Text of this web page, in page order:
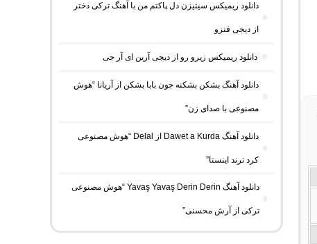
دانلود ریمیکس سیتیزن دل پاکتم من با آهنگ ترکی دختر
از دیجی فنزو
دانلود ریمیکس زیرو رو از دیجی آرین ای آر جی
دانلود آهنگ بشکن بشکنه جون بابا بشکن از آریانا “هوش
مصنوعی با صدای زن”
دانلود آهنگ Dawet a Kurda از Delal “هوش مصنوعی
کرد ترند اینستا”
دانلود آهنگ Yavaş Yavaş Derin Derin “هوش مصنوعی
ترکی از آرش محسنی”